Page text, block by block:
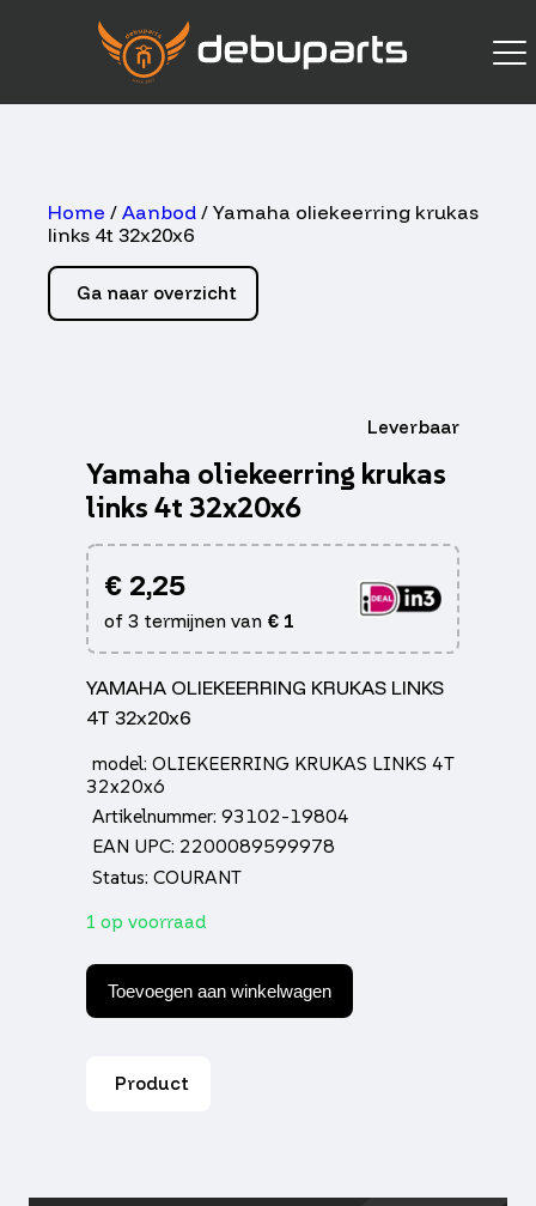
Home / Aanbod / Yamaha oliekeerring krukas
links 4t 32x20x6
Ga naar overzicht
Leverbaar
Yamaha oliekeerring krukas
links 4t 32x20x6
€2,25
of 3 termijnen van €1
YAMAHA OLIEKEERRING KRUKAS LINKS
4T 32x20x6
model: OLIEKEERRING KRUKAS LINKS 4T
32x20x6
Artikelnummer: 93102-19804
EAN UPC: 2200089599978
Status: COURANT
1 op voorraad
oliekeerring
krukas
links
aantal
Toevoegen aan winkelwagen
Product